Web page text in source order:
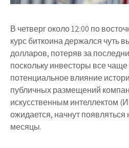
В четверг около 12:00 по
курс биткоина держался чуть
долларов, потеряв за
поскольку инвесторы все
потенциальное влияние
публичных размещений
искусственным интеллектом
ожидается, начнут
месяцы.